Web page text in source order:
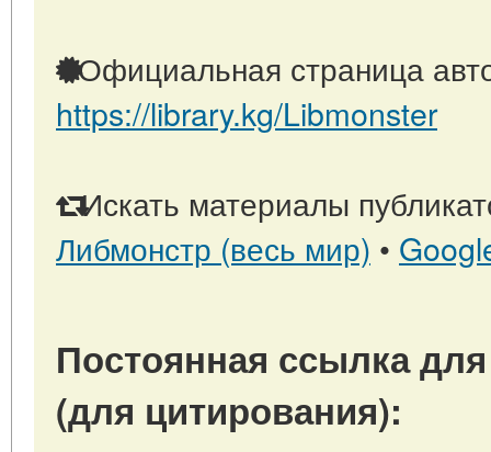
Официальная страница
https://library.kg/Libmonster
Искать материалы
Либмонстр (весь мир) •
Постоянная ссылка
(для цитирования):